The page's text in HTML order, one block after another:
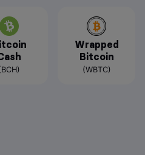
Wrapped
Bitcoin
(WBTC)